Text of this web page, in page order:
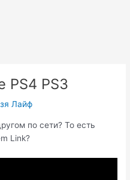
PS4 PS3
Лайф
по сети? То есть
Link?